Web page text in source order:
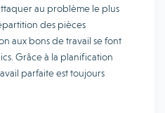
au problème le plus
des pièces
aux bons de travail se font
Grâce à la planification
parfaite est toujours